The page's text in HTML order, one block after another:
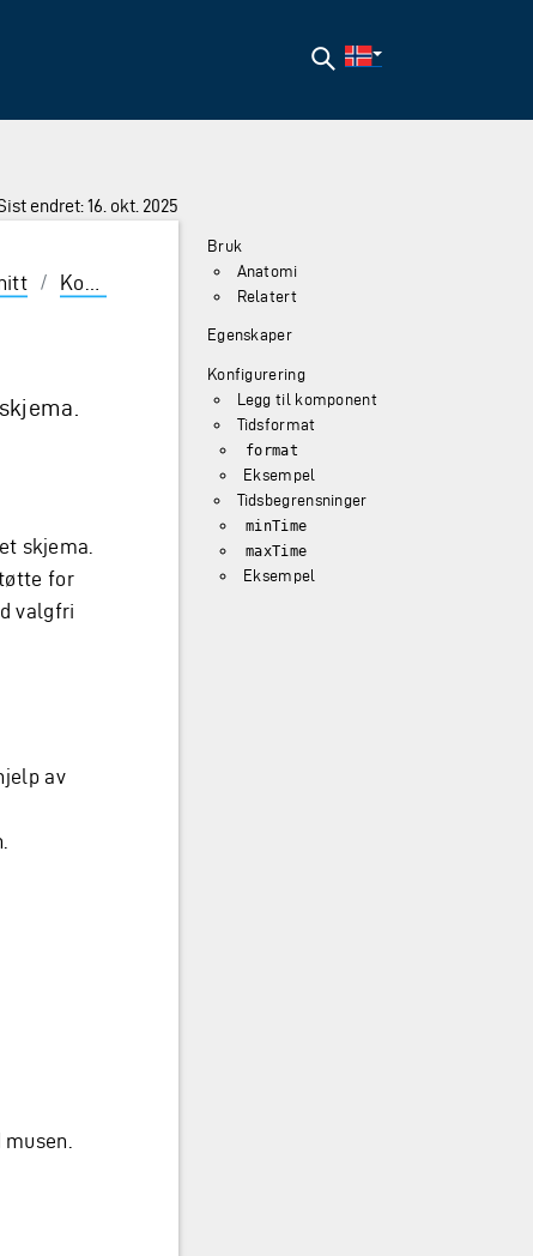
Søk
endret: 16. okt. 2025
/ Komponenter TimePicker
skjema.
for
valgfri
av
Bruk
Anatomi
Relatert
Egenskaper
Konfigurering
Legg til komponent
Tidsformat
format
Eksempel
Tidsbegrensninger
minTime
maxTime
Eksempel